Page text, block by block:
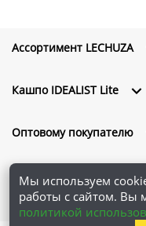
Ассортимент LECHUZA
Кашпо IDEALIST Lite
Оптовому покупателю
О компании
Мы используем
работы с сайтом. Вы
политикой